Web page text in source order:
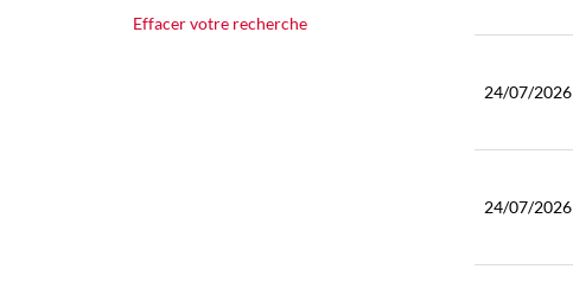
Effacer votre recherche
24/07/2026
24/07/2026